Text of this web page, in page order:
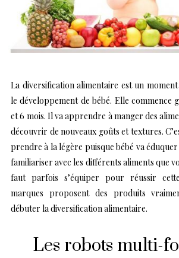
La diversification alimentaire est un
le développement de bébé. Elle commence
et 6 mois. Il va apprendre à manger des
découvrir de nouveaux goûts et textures.
prendre à la légère puisque bébé va éduquer
familiariser avec les différents aliments que
faut parfois s’équiper pour réussir
marques proposent des produits
débuter la diversification alimentaire.
Les robots multi-